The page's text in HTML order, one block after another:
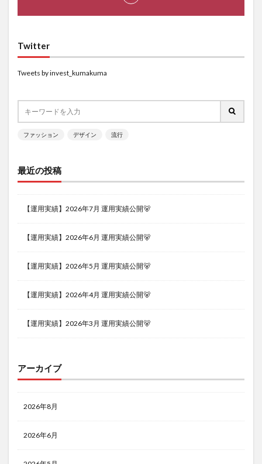
Twitter
Tweets by invest_kumakuma
ファッション デザイン 流行
最近の投稿
【運用実績】2026年7月 運用実績公開🐻
【運用実績】2026年6月 運用実績公開🐻
【運用実績】2026年5月 運用実績公開🐻
【運用実績】2026年4月 運用実績公開🐻
【運用実績】2026年3月 運用実績公開🐻
アーカイブ
2026年8月
2026年6月